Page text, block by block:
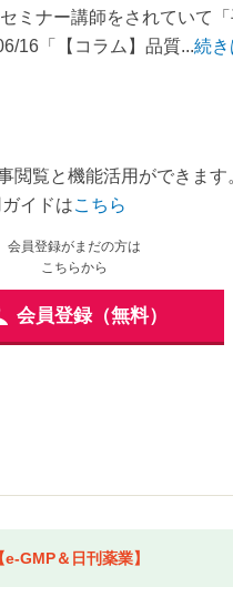
ミナー講師をされていて
16「【コラム】品質...続
覧と機能活用ができます
イドはこちら
会員登録がまだの方は
こちらから
会員登録（無料）
GMP＆日刊薬業】